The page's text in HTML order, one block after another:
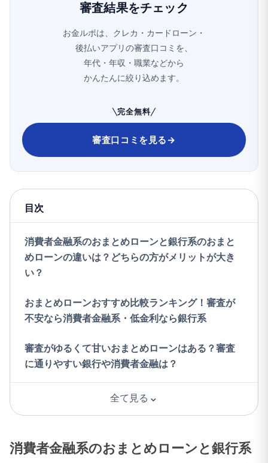
審査結果をチェック
お金ルポは、クレカ・カードローン・
後払いアプリの審査口コミを、
年代・年収・職業などから
かんたんに絞り込めます。
完全無料
審査口コミを見る→
目次
消費者金融系のおまとめローンと銀行系のおまと
めローンの違いは？どちらの方がメリットが大き
い？
おまとめローンおすすめ比較ランキング！審査が
不安なら消費者金融系・低金利なら銀行系
審査がゆるくて甘いおまとめローンはある？審査
に通りやすい銀行や消費者金融は？
全て見る ⌄
消費者金融系のおまとめローンと銀行系